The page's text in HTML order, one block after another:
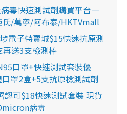
毒快速測試劑購買平台一
/萬寧/阿布泰/HKTVmall
電子特賣城$15快速抗原測
送3支檢測棒
口罩+快速測試套裝優
罩2盒+5支抗原檢測試劑
認可$18快速測試套裝 現貨
病毒